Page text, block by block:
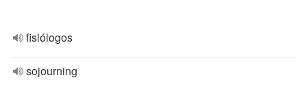
fisiólogos
sojourning